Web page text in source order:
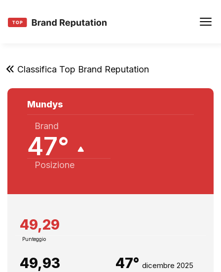
Classifica Top Brand Reputation
Mundys
Brand
47°
Posizione
49,29
Punteggio
49,93 47° dicembre 2025